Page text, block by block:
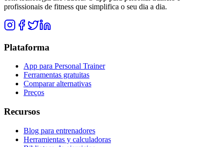
profissionais de fitness que simplifica o seu dia a dia.
Plataforma
App para Personal Trainer
Ferramentas gratuitas
Comparar alternativas
Preços
Recursos
Blog para entrenadores
Herramientas y calculadoras